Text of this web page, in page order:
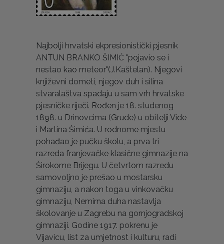
Najbolji hrvatski ekpresionistički pjesnik
ANTUN BRANKO ŠIMIĆ "pojavio se i
nestao kao meteor"(J.Kaštelan). Njegovi
književni dometi, njegov duh i silina
stvaralaštva spadaju u sam vrh hrvatske
pjesničke riječi. Rođen je 18. studenog
1898. u Drinovcima (Grude) u obitelji Vide
i Martina Šimića. U rodnome mjestu
pohađao je pučku školu, a prva tri
razreda franjevačke klasične gimnazije na
Širokome Brijegu. U četvrtom razredu
samovoljno je prešao u mostarsku
gimnaziju, a nakon toga u vinkovačku
gimnaziju, Nemirna duha nastavlja
školovanje u Zagrebu na gornjogradskoj
gimnaziji. Godine 1917. pokrenu je
Vijavicu, list za umjetnost i kulturu, radi